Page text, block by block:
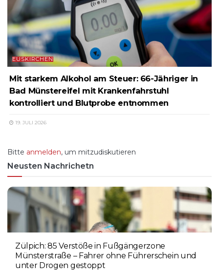
EUSKIRCHEN
Mit starkem Alkohol am Steuer: 66-Jähriger in
Bad Münstereifel mit Krankenfahrstuhl
kontrolliert und Blutprobe entnommen
19. JULI 2026
Bitte anmelden, um mitzudiskutieren
Neusten Nachrichetn
Zülpich: 85 Verstöße in Fußgängerzone
Münsterstraße – Fahrer ohne Führerschein und
unter Drogen gestoppt